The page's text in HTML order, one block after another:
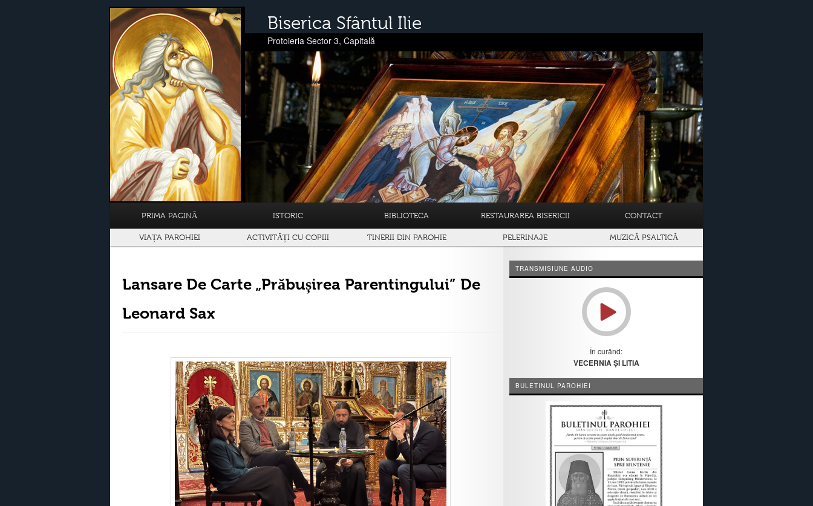
Biserica Sfântul Ilie
Protoieria Sector 3, Capitală
PRIMA PAGINĂ ISTORIC BIBLIOTECA RESTAURAREA BISERICII CONTACT
VIAȚA PAROHIEI ACTIVITĂȚI CU COPIII TINERII DIN PAROHIE PELERINAJE MUZICĂ PSALTICĂ
Lansare De Carte „Prăbușirea Parentingului” De
Leonard Sax
TRANSMISIUNE AUDIO
În curând:
VECERNIA ȘI LITIA
BULETINUL PAROHIEI